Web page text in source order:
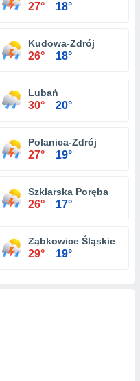
27° 18°
Kudowa-Zdrój
26° 18°
Lubań
30° 20°
Polanica-Zdrój
27° 19°
Szklarska Poręba
26° 17°
Ząbkowice Śląskie
29° 19°